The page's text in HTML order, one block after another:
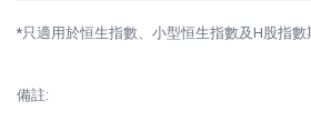
*只適用於恒生指數、小型恒生指數及H股指數
備註: